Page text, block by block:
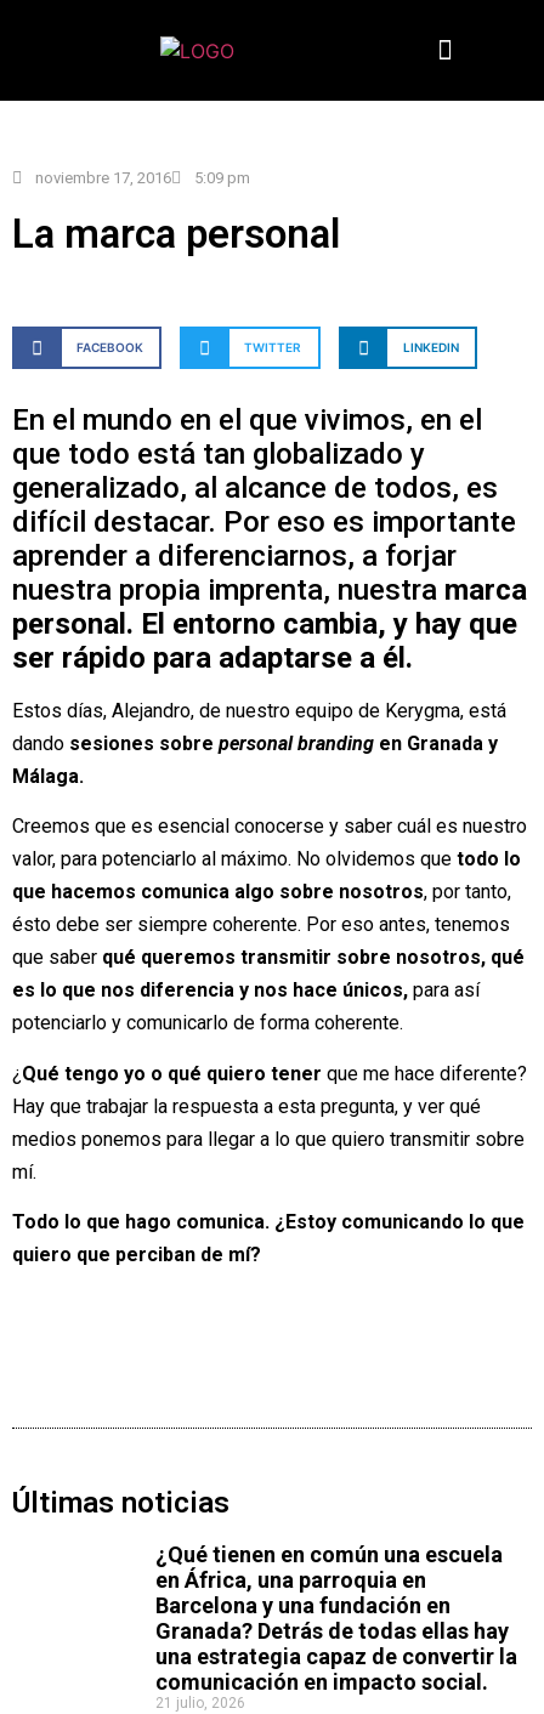
noviembre 17, 2016 5:09 pm
La marca personal
FACEBOOK TWITTER LINKEDIN
En el mundo en el que vivimos, en el
que todo está tan globalizado y
generalizado, al alcance de todos, es
difícil destacar. Por eso es importante
aprender a diferenciarnos, a forjar
nuestra propia imprenta, nuestra marca
personal. El entorno cambia, y hay que
ser rápido para adaptarse a él.
Estos días, Alejandro, de nuestro equipo de Kerygma, está
dando sesiones sobre personal branding en Granada y
Málaga.
Creemos que es esencial conocerse y saber cuál es nuestro
valor, para potenciarlo al máximo. No olvidemos que todo lo
que hacemos comunica algo sobre nosotros, por tanto,
ésto debe ser siempre coherente. Por eso antes, tenemos
que saber qué queremos transmitir sobre nosotros, qué
es lo que nos diferencia y nos hace únicos, para así
potenciarlo y comunicarlo de forma coherente.
¿Qué tengo yo o qué quiero tener que me hace diferente?
Hay que trabajar la respuesta a esta pregunta, y ver qué
medios ponemos para llegar a lo que quiero transmitir sobre
mí.
Todo lo que hago comunica. ¿Estoy comunicando lo que
quiero que perciban de mí?
Últimas noticias
¿Qué tienen en común una escuela
en África, una parroquia en
Barcelona y una fundación en
Granada? Detrás de todas ellas hay
una estrategia capaz de convertir la
comunicación en impacto social.
21 julio, 2026